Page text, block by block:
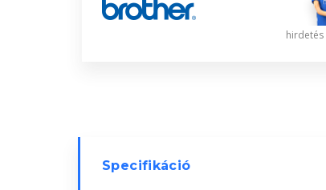
hirdetés
Specifikáció